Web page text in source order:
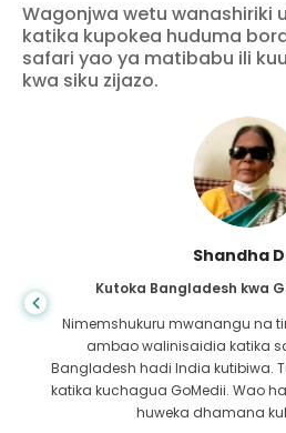
Wagonjwa wetu wanashiriki
katika kupokea huduma
safari yao ya matibabu ili
kwa siku zijazo.
Shandha
Kutoka Bangladesh kwa
Nimemshukuru mwanangu na
ambao walinisaidia katika
Bangladesh hadi India kutibiwa.
katika kuchagua GoMedii. Wao
huweka dhamana